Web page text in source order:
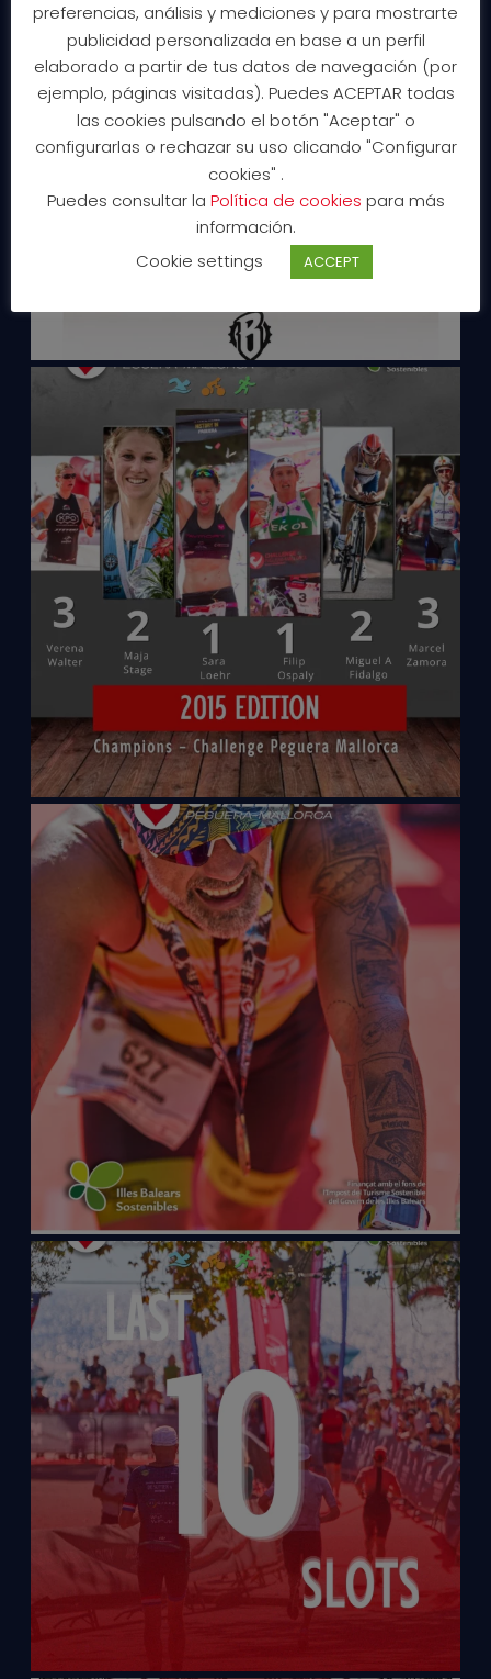
preferencias, análisis y mediciones y para mostrarte
publicidad personalizada en base a un perfil
elaborado a partir de tus datos de navegación (por
ejemplo, páginas visitadas). Puedes ACEPTAR todas
las cookies pulsando el botón "Aceptar" o
configurarlas o rechazar su uso clicando "Configurar
cookies" .
Puedes consultar la Política de cookies para más
información.
Cookie settings
ACCEPT